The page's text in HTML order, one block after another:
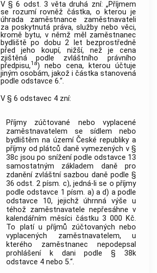
V § 6 odst. 3 věta druhá zní: „Příjmem
se rozumí rovněž částka, o kterou je
úhrada zaměstnance zaměstnavateli
za poskytnutá práva, služby nebo věci,
kromě bytu, v němž měl zaměstnanec
bydliště po dobu 2 let bezprostředně
před jeho koupí, nižší, než je cena
zjištěná podle zvláštního právního
předpisu,1a) nebo cena, kterou účtuje
jiným osobám, jakož i částka stanovená
podle odstavce 6.“.
V § 6 odstavec 4 zní:
Příjmy zúčtované nebo vyplacené
zaměstnavatelem se sídlem nebo
bydlištěm na území České republiky a
příjmy od plátců daně vymezených v §
38c jsou po snížení podle odstavce 13
samostatným základem daně pro
zdanění zvláštní sazbou daně podle §
36 odst. 2 písm. c), jedná-li se o příjmy
podle odstavce 1 písm. a) a d) a podle
odstavce 10, jejichž úhrnná výše u
téhož zaměstnavatele nepřesáhne v
kalendářním měsíci částku 3 000 Kč.
To platí u příjmů zúčtovaných nebo
vyplacených zaměstnavatelem, u
kterého zaměstnanec nepodepsal
prohlášení k dani podle § 38k
odstavce 4 nebo 5.“.